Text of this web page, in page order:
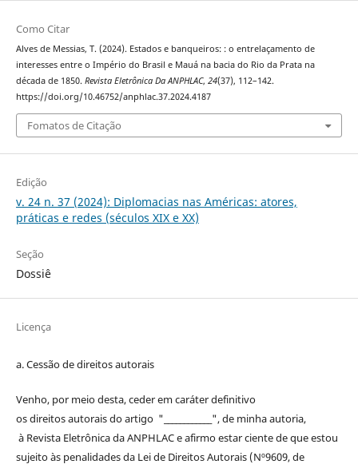
Como Citar
Alves de Messias, T. (2024). Estados e banqueiros: : o entrelaçamento de
interesses entre o Império do Brasil e Mauá na bacia do Rio da Prata na
década de 1850. Revista Eletrônica Da ANPHLAC, 24(37), 112–142.
https://doi.org/10.46752/anphlac.37.2024.4187
Fomatos de Citação
Edição
v. 24 n. 37 (2024): Diplomacias nas Américas: atores,
práticas e redes (séculos XIX e XX)
Seção
Dossiê
Licença
a. Cessão dedireitosautorais
Venho, por meio desta, ceder em caráter definitivo
osdireitosautoraisdo artigo "____________", de minha autoria,
à Revista Eletrônica da ANPHLACe afirmo estar ciente de que estou
sujeito às penalidades da Lei de DireitosAutorais(Nº9609, de